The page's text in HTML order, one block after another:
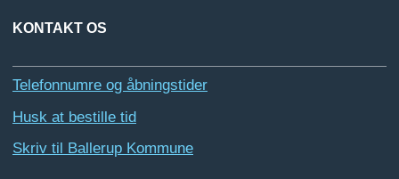
KONTAKT OS
Telefonnumre og åbningstider
Husk at bestille tid
Skriv til Ballerup Kommune